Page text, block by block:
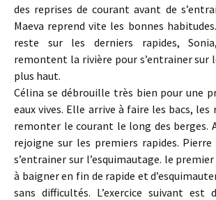
des reprises de courant avant de
Maeva reprend vite les bonnes
reste sur les derniers rapides,
remontent la rivière pour s’entrainer sur
plus haut.
Célina se débrouille très bien pour une
eaux vives. Elle arrive à faire les bacs,
remonter le courant le long des berges.
rejoigne sur les premiers rapides. Pierre
s’entrainer sur l’esquimautage. le
à baigner en fin de rapide et
sans difficultés. L’exercice suivant